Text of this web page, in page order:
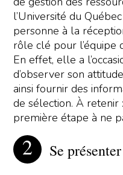
l’Université du
personne à la
rôle clé pour l’équipe
En effet, elle a
d’observer son
ainsi fournir des
de sélection. À retenir
première étape à ne
Se présenter